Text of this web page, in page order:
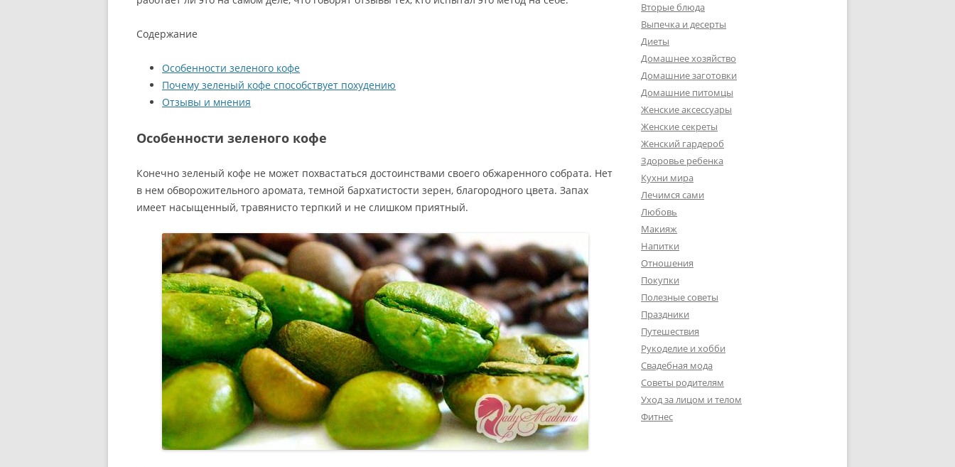
Содержание
Особенности зеленого кофе
Почему зеленый кофе способствует похудению
Отзывы и мнения
Особенности зеленого кофе
Конечно зеленый кофе не может похвастаться достоинствами своего обжаренного собрата. Нет
в нем обворожительного аромата, темной бархатистости зерен, благородного цвета. Запах
имеет насыщенный, травянисто терпкий и не слишком приятный.
Вторые блюда
Выпечка и десерты
Диеты
Домашнее хозяйство
Домашние заготовки
Домашние питомцы
Женские аксессуары
Женские секреты
Женский гардероб
Здоровье ребенка
Кухни мира
Лечимся сами
Любовь
Макияж
Напитки
Отношения
Покупки
Полезные советы
Праздники
Путешествия
Рукоделие и хобби
Свадебная мода
Советы родителям
Уход за лицом и телом
Фитнес